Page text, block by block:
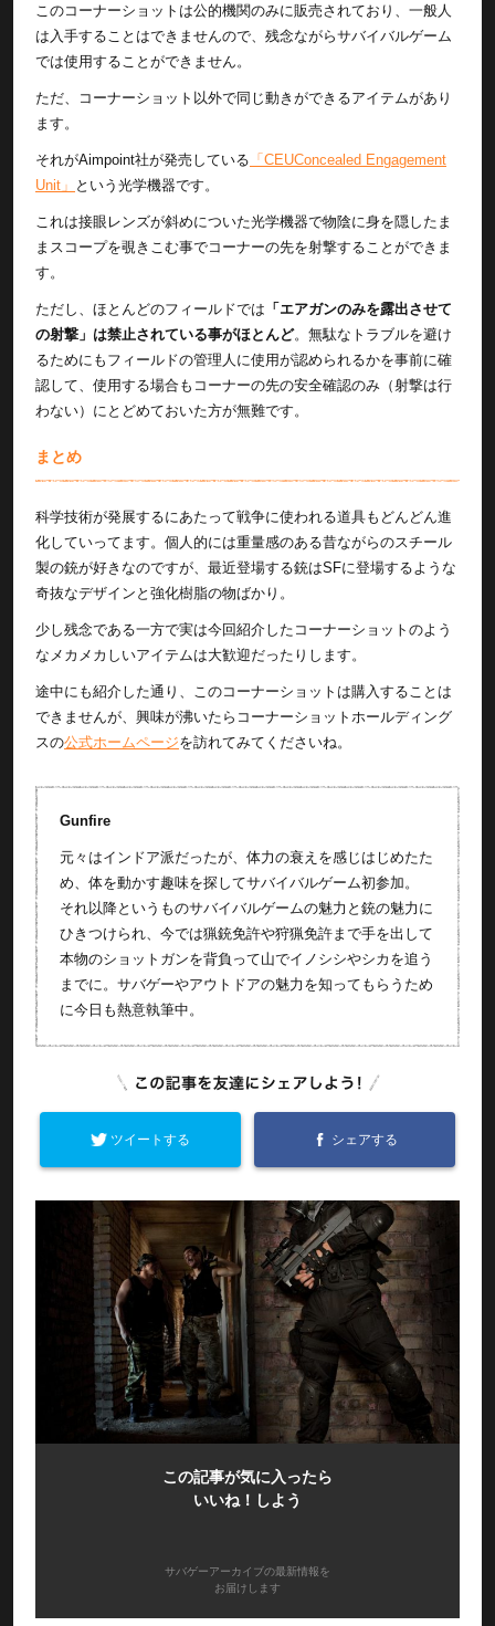
このコーナーショットは公的機関のみに販売されており、一般人
は入手することはできませんので、残念ながらサバイバルゲーム
では使用することができません。
ただ、コーナーショット以外で同じ動きができるアイテムがあり
ます。
それがAimpoint社が発売している 「CEUConcealed Engagement
Unit」 という光学機器です。
これは接眼レンズが斜めについた光学機器で物陰に身を隠したま
まスコープを覗きこむ事でコーナーの先を射撃することができま
す。
ただし、ほとんどのフィールドでは 「エアガンのみを露出させて
の射撃」は禁止されている事がほとんど。無駄なトラブルを避け
るためにもフィールドの管理人に使用が認められるかを事前に確
認して、使用する場合もコーナーの先の安全確認のみ（射撃は行
わない）にとどめておいた方が無難です。
まとめ
科学技術が発展するにあたって戦争に使われる道具もどんどん進
化していってます。個人的には重量感のある昔ながらのスチール
製の銃が好きなのですが、最近登場する銃はSFに登場するような
奇抜なデザインと強化樹脂の物ばかり。
少し残念である一方で実は今回紹介したコーナーショットのよう
なメカメカしいアイテムは大歓迎だったりします。
途中にも紹介した通り、このコーナーショットは購入することは
できませんが、興味が沸いたらコーナーショットホールディング
スの公式ホームページを訪れてみてくださいね。
Gunfire
元々はインドア派だったが、体力の衰えを感じはじめたた
め、体を動かす趣味を探してサバイバルゲーム初参加。
それ以降というものサバイバルゲームの魅力と銃の魅力に
ひきつけられ、今では猟銃免許や狩猟免許まで手を出して
本物のショットガンを背負って山でイノシシやシカを追う
までに。サバゲーやアウトドアの魅力を知ってもらうため
に今日も熱意執筆中。
ツイートする シェアする
この記事が気に入ったら
いいね！しよう
サバゲーアーカイブの最新情報を
お届けします